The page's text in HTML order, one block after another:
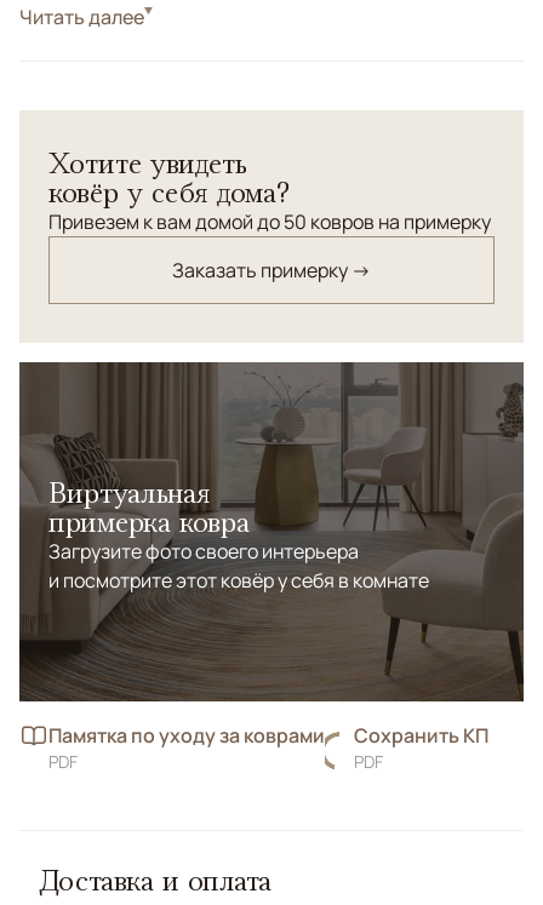
СтильКилимы и сумахи
70-х годах ХХ века в нагорном Дагестане (район
Табасаран). Соблюдены многовековые традиции
ковроткачества: шерстяные нити ручной крутки
под фамильное оружие). В отличном состоянии.
Практичен при напольной эксплуатации.
Читать далее
Хотите увидеть
ковёр у себя дома?
Привезем к вам домой до 50 ковров на примерку
Заказать примерку →
Виртуальная
примерка ковра
Загрузите фото своего интерьера
и посмотрите этот ковёр у себя в комнате
Памятка по уходу за коврами
PDF
Сохранить КП
PDF
Доставка и оплата